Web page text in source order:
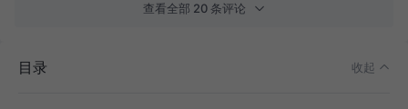
查看全部 20 条评论
目录 收起